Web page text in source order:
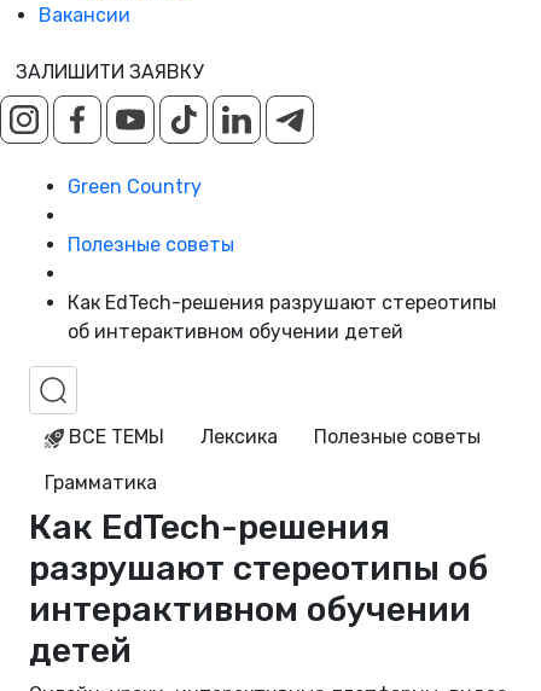
Вакансии
ЗАЛИШИТИ ЗАЯВКУ
Green Country
Полезные советы
Как EdTech-решения разрушают стереотипы
об интерактивном обучении детей
ВСЕ ТЕМЫ Лексика
Полезные советы
Грамматика
Как EdTech-решения
разрушают стереотипы об
интерактивном обучении
детей